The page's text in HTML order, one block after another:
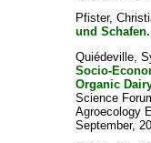
Pfister,
und Schafen.
Quiédeville,
Socio-
Organic
Science
Agroecology
September,